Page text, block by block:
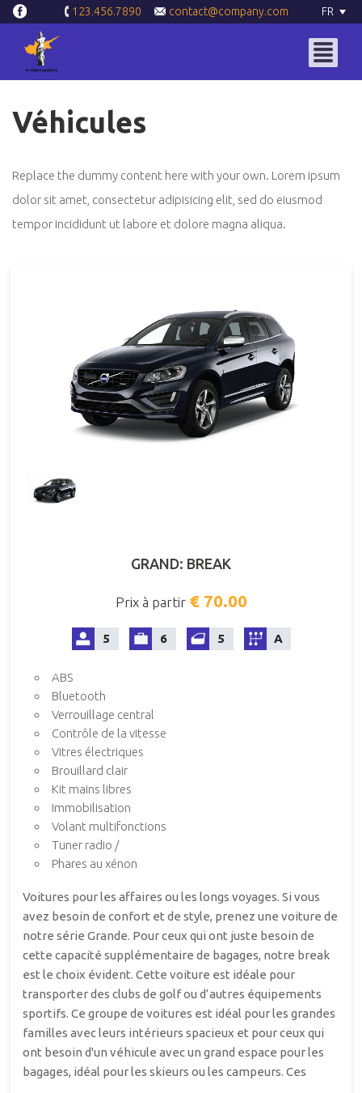
FR
123.456.7890 contact@company.com
Véhicules
Replace the dummy content here with your own. Lorem ipsum
dolor sit amet, consectetur adipisicing elit, sed do eiusmod
tempor incididunt ut labore et dolore magna aliqua.
GRAND: BREAK
Prix à partir€ 70.00
5 6 5 A
ABS
Bluetooth
Verrouillage central
Contrôle de la vitesse
Vitres électriques
Brouillard clair
Kit mains libres
Immobilisation
Volant multifonctions
Tuner radio /
Phares au xénon
Voitures pour les affaires ou les longs voyages. Si vous
avez besoin de confort et de style, prenez une voiture de
notre série Grande. Pour ceux qui ont juste besoin de
cette capacité supplémentaire de bagages, notre break
est le choix évident. Cette voiture est idéale pour
transporter des clubs de golf ou d’autres équipements
sportifs. Ce groupe de voitures est idéal pour les grandes
familles avec leurs intérieurs spacieux et pour ceux qui
ont besoin d'un véhicule avec un grand espace pour les
bagages, idéal pour les skieurs ou les campeurs. Ces